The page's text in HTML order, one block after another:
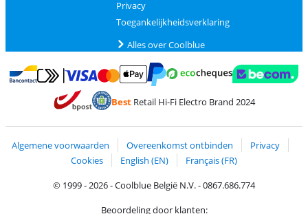
Privacy
Toegankelijkheidsverklaring
Alles over Coolblue
Betalen met Bancontact
Betalen met MasterCard en Visa via ClickToPay
BestRetail Hi-Fi Electro Brand 2024
Algemene voorwaarden Overeenkomst ontbinden
Privacy
Cookies
English (EN)
Français (FR)
© 1999 - 2026 - Coolblue België N.V. - 0867.686.774
Beoordeling door klanten: